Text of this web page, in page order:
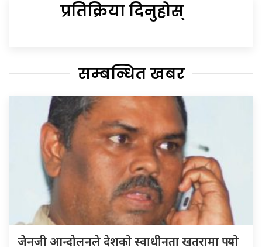
प्रतिक्रिया दिनुहोस्
सम्बन्धित खबर
जेनजी आन्दोलनले देशको स्वाधीनता खतरामा पर्‍यो